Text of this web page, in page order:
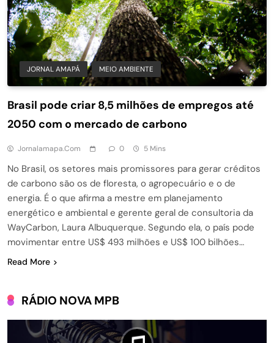
JORNAL AMAPÁ MEIO AMBIENTE
Brasil pode criar 8,5 milhões de empregos até
2050 com o mercado de carbono
Jornalamapa.com 0 5 Mins
No Brasil, os setores mais promissores para gerar créditos
de carbono são os de floresta, o agropecuário e o de
energia. É o que afirma a mestre em planejamento
energético e ambiental e gerente geral de consultoria da
WayCarbon, Laura Albuquerque. Segundo ela, o país pode
movimentar entre US$ 493 milhões e US$ 100 bilhões…
Read More
RÁDIO NOVA MPB